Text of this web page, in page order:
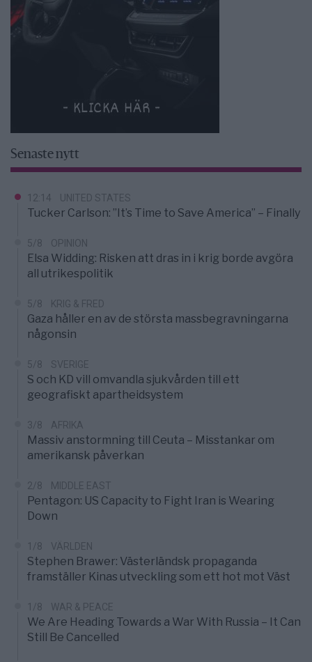
Senaste nytt
12:14 UNITED STATES
Tucker Carlson: ”It’s Time to Save America” – Finally
5/8 OPINION
Elsa Widding: Risken att dras in i krig borde avgöra
all utrikespolitik
5/8 KRIG & FRED
Gaza håller en av de största massbegravningarna
någonsin
5/8 SVERIGE
S och KD vill omvandla sjukvården till ett
geografiskt apartheidsystem
3/8 AFRIKA
Massiv anstormning till Ceuta – Misstankar om
amerikansk påverkan
2/8 MIDDLE EAST
Pentagon: US Capacity to Fight Iran is Wearing
Down
1/8 VÄRLDEN
Stephen Brawer: Västerländsk propaganda
framställer Kinas utveckling som ett hot mot Väst
1/8 WAR & PEACE
We Are Heading Towards a War With Russia – It Can
Still Be Cancelled